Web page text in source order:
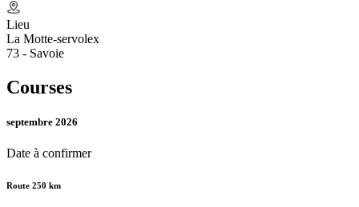
Lieu
La Motte-servolex
73 - Savoie
Courses
septembre 2026
Date à confirmer
Route 250 km